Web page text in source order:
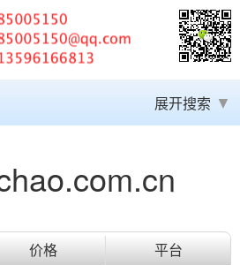
展开搜索
价格
平台